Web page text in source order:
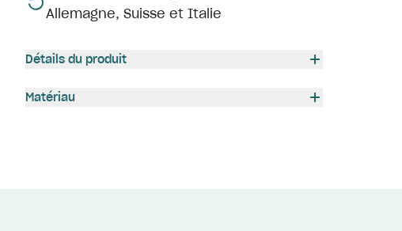
Allemagne, Suisse et Italie
Détails du produit
Matériau